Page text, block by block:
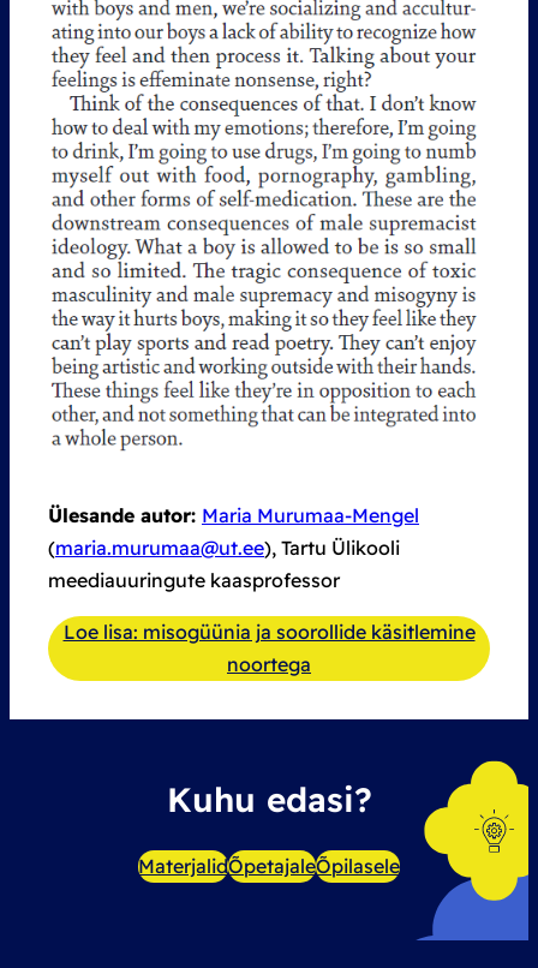
Ülesande autor: Maria Murumaa-Mengel
(maria.murumaa@ut.ee), Tartu Ülikooli
meediauuringute kaasprofessor
Loe lisa: misogüünia ja soorollide käsitlemine
noortega
Kuhu edasi?
MaterjalidÕpetajaleÕpilasele